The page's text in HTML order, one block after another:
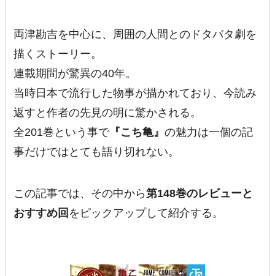
両津勘吉を中心に、周囲の人間とのドタバタ劇を
描くストーリー。
連載期間が驚異の40年。
当時日本で流行した物事が描かれており、今読み
返すと作者の先見の明に驚かされる。
全201巻という事で『こち亀』の魅力は一個の記
事だけではとても語り切れない。
この記事では、その中から第148巻のレビューと
おすすめ回 をピックアップして紹介する。